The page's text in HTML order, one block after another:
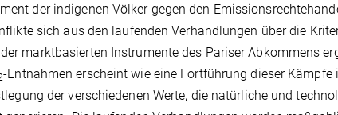
der indigenen Völker gegen den
sich aus den laufenden Verhandlungen über die
marktbasierten Instrumente des Pariser Abkommens
-Entnahmen erscheint wie eine Fortführung dieser
der verschiedenen Werte, die natürliche und